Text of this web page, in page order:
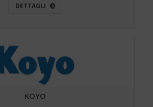
DETTAGLI
KOYO